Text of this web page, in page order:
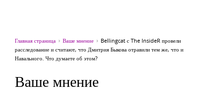
Главная страница Ваше мнение
Bellingcat с The InsideR провели
расследование и считают, что Дмитрия Быкова отравили тем же, что и
Навального. Что думаете об этом?
Ваше мнение